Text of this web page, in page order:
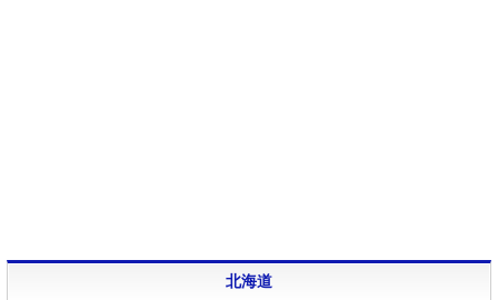
北海道